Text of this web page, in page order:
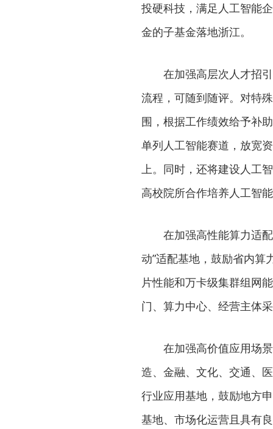
投硬科技，满足人工智能
金的子基金落地浙江。
在加强高层次人才招引
流程，可随到随评。对特
围，根据工作绩效给予补
单列人工智能赛道，放宽
上。同时，还将建设人工
高校院所合作培养人工智
在加强高性能算力适配
动”适配基地，鼓励省内算
片性能和万卡级集群组网
门、算力中心、经营主体
在加强高价值应用场景
造、金融、文化、交通、
行业应用基地，鼓励地方
基地、市场化运营且具有